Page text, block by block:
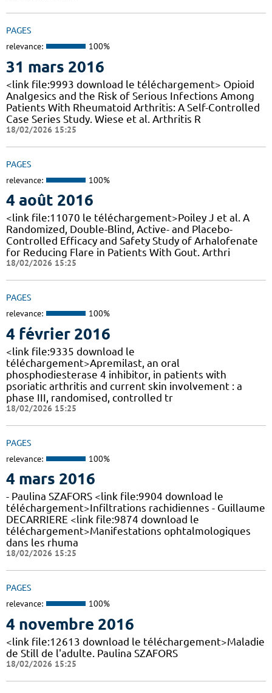
PAGES
relevance: 100%
31 mars 2016
<link file:9993 download le téléchargement> Opioid
Analgesics and the Risk of Serious Infections Among
Patients With Rheumatoid Arthritis: A Self-Controlled
Case Series Study. Wiese et al. Arthritis R
18/02/2026 15:25
PAGES
relevance: 100%
4 août 2016
<link file:11070 le téléchargement>Poiley J et al. A
Randomized, Double-Blind, Active- and Placebo-
Controlled Efficacy and Safety Study of Arhalofenate
for Reducing Flare in Patients With Gout. Arthri
18/02/2026 15:25
PAGES
relevance: 100%
4 février 2016
<link file:9335 download le
téléchargement>Apremilast, an oral
phosphodiesterase 4 inhibitor, in patients with
psoriatic arthritis and current skin involvement : a
phase III, randomised, controlled tr
18/02/2026 15:25
PAGES
relevance: 100%
4 mars 2016
- Paulina SZAFORS <link file:9904 download le
téléchargement>Infiltrations rachidiennes - Guillaume
DECARRIERE <link file:9874 download le
téléchargement>Manifestations ophtalmologiques
dans les rhuma
18/02/2026 15:25
PAGES
relevance: 100%
4 novembre 2016
<link file:12613 download le téléchargement>Maladie
de Still de l'adulte. Paulina SZAFORS
18/02/2026 15:25